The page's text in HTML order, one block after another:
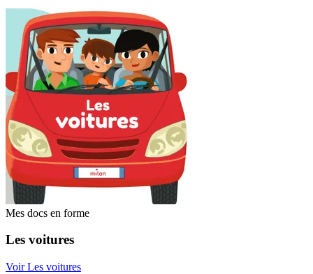
Mes docs en forme
Les voitures
Voir Les voitures